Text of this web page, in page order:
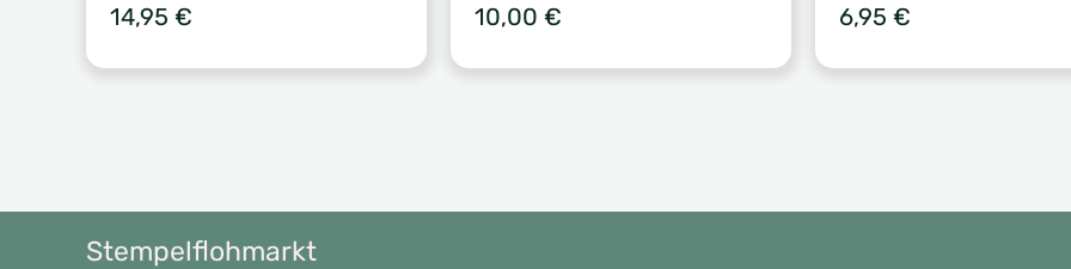
14,95 € 10,00 € 6,95 €
Stempelflohmarkt